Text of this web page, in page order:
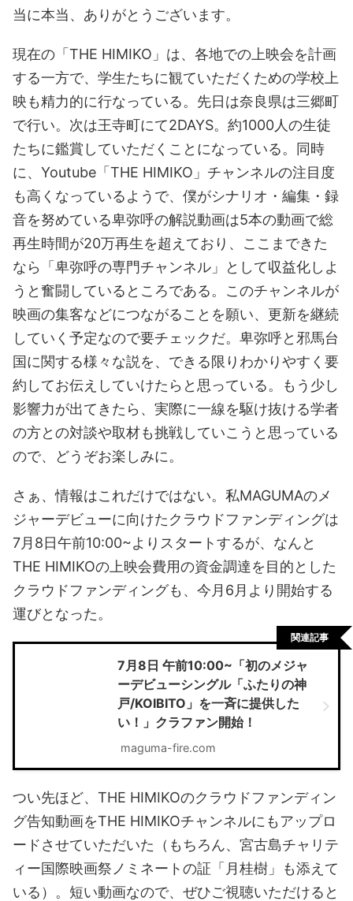
当に本当、ありがとうございます。
現在の「THE HIMIKO」は、各地での上映会を計画
する一方で、学生たちに観ていただくための学校上
映も精力的に行なっている。先日は奈良県は三郷町
で行い。次は王寺町にて2DAYS。約1000人の生徒
たちに鑑賞していただくことになっている。同時
に、Youtube「THE HIMIKO」チャンネルの注目度
も高くなっているようで、僕がシナリオ・編集・録
音を努めている卑弥呼の解説動画は5本の動画で総
再生時間が20万再生を超えており、ここまできた
なら「卑弥呼の専門チャンネル」として収益化しよ
うと奮闘しているところである。このチャンネルが
映画の集客などにつながることを願い、更新を継続
していく予定なので要チェックだ。卑弥呼と邪馬台
国に関する様々な説を、できる限りわかりやすく要
約してお伝えしていけたらと思っている。もう少し
影響力が出てきたら、実際に一線を駆け抜ける学者
の方との対談や取材も挑戦していこうと思っている
ので、どうぞお楽しみに。
さぁ、情報はこれだけではない。私MAGUMAのメ
ジャーデビューに向けたクラウドファンディングは
7月8日午前10:00~よりスタートするが、なんと
THE HIMIKOの上映会費用の資金調達を目的とした
クラウドファンディングも、今月6月より開始する
運びとなった。
7月8日 午前10:00~「初のメジャ
ーデビューシングル「ふたりの神
戸/KOIBITO」を一斉に提供した
い！」クラファン開始！
maguma-fire.com
関連記事
つい先ほど、THE HIMIKOのクラウドファンディン
グ告知動画をTHE HIMIKOチャンネルにもアップロ
ードさせていただいた（もちろん、宮古島チャリテ
ィー国際映画祭ノミネートの証「月桂樹」も添えて
いる）。短い動画なので、ぜひご視聴いただけると